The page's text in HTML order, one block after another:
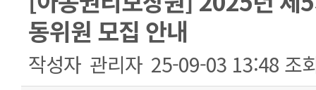
동위원 모집 안내
작성자 관리자 25-09-03 13:48 조